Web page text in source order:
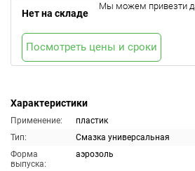
Характеристики
Применение:
пластик
Тип:
Смазка универсальная
Форма
выпуска:
аэрозоль
Нет на складе
Мы можем привезти
Посмотреть цены и сроки